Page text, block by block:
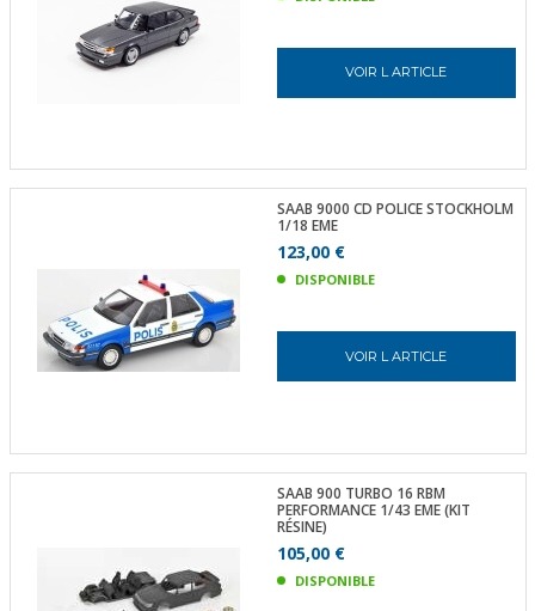
VOIR L ARTICLE
SAAB 9000 CD POLICE STOCKHOLM
1/18 EME
123,00 €
DISPONIBLE
VOIR L ARTICLE
SAAB 900 TURBO 16 RBM
PERFORMANCE 1/43 EME (KIT
RÉSINE)
105,00 €
DISPONIBLE